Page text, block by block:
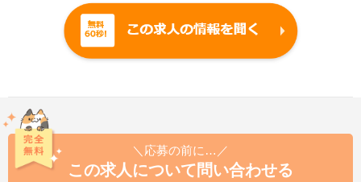
＼応募の前に…／
この求人について問い合わせる